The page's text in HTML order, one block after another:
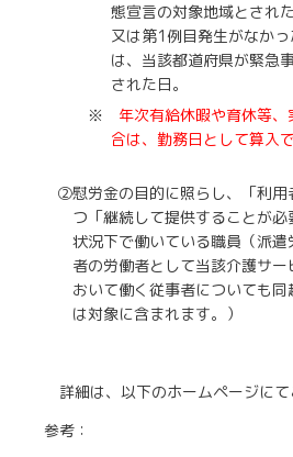
態宣言の対象地域とされ
又は第1例目発生がなか
は、当該都道府県が緊急
された日。
※ 年次有給休暇や育休等
合は、勤務日として算入
②慰労金の目的に照らし、「利用
つ「継続して提供することが
状況下で働いている職員（派
者の労働者として当該介護サ
おいて働く従事者についても
は対象に含まれます。）
詳細は、以下のホームページにて
参考：